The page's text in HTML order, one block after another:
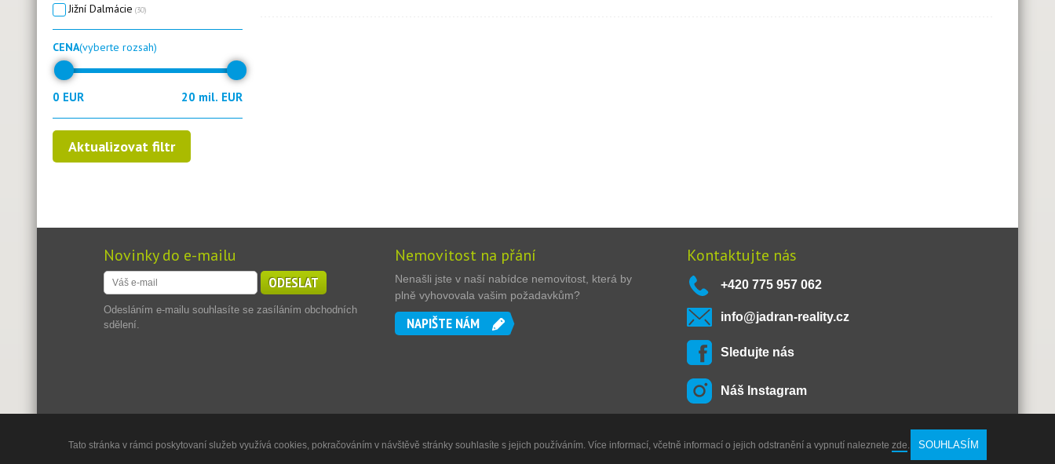
Jižní Dalmácie (30)
CENA(vyberte rozsah)
Novinky do e-mailu
ODESLAT
Odesláním e-mailu souhlasíte se zasíláním obchodních
sdělení.
Nemovitost na přání
Nenašli jste v naší nabídce nemovitost, která by
plně vyhovovala vašim požadavkům?
NAPIŠTE NÁM
Kontaktujte nás
+420 775 957 062
info@jadran-reality.cz
Sledujte nás
Náš Instagram
Copyright © 2013 - 2026Jadran Reality, s.r.o., Powered by Digitální agenturaDIGISHOCK O nás Kontakt
Tato stránka v rámci poskytovaní služeb využívá cookies, pokračováním v návštěvě stránky souhlasíte s jejich používáním. Více informací, včetně informací o jejich odstranění a vypnutí naleznete zde SOUHLASÍM